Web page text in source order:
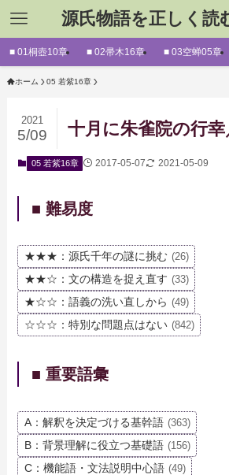
源氏物語を正しく読
■ 01桐壺10章 ■ 02帚木16章 ■ 03空蝉05章
ホーム 05 若紫16章
十月に朱雀院の行
2021
5/09
05 若紫16章 2017-05-07 2021-05-09
■ 難易度
★★★：源氏千年の謎に挑む (26)
★★☆：文の構造を捉え直す (33)
★☆☆：語義の洗い直しから (49)
☆☆☆：特別な問題点はない (842)
■ 重要語彙
A：解釈を決定づける基幹語 (363)
B：背景理解に役立つ基礎語 (156)
C：機能語・文法説明中心語 (49)